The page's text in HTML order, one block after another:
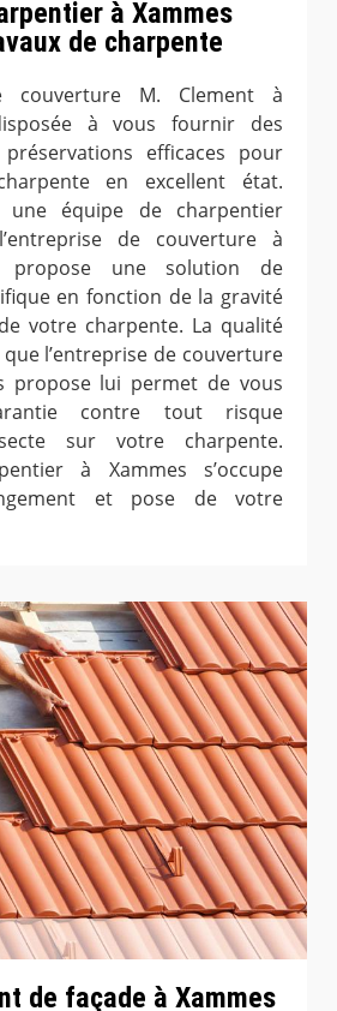
à Xammes
de charpente
couverture M. Clement à
à vous fournir des
efficaces pour
en excellent état.
une équipe de charpentier
de couverture à
propose une solution de
en fonction de la gravité
votre charpente. La qualité
l’entreprise de couverture
propose lui permet de vous
contre tout risque
sur votre charpente.
à Xammes s’occupe
et pose de votre
de façade à Xammes